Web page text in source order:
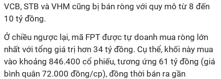
VCB, STB và VHM cũng bị bán ròng với quy mô từ 8 đến
10 tỷ đồng.
Ở chiều ngược lại, mã FPT được tự doanh mua ròng lớn
nhất với tổng giá trị hơn 34 tỷ đồng. Cụ thể, khối này mua
vào khoảng 846.400 cổ phiếu, tương ứng 61 tỷ đồng (giá
bình quân 72.000 đồng/cp), đồng thời bán ra gần